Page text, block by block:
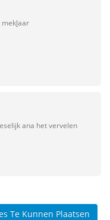
meklaar
ana het vervelen
Te Kunnen Plaatsen